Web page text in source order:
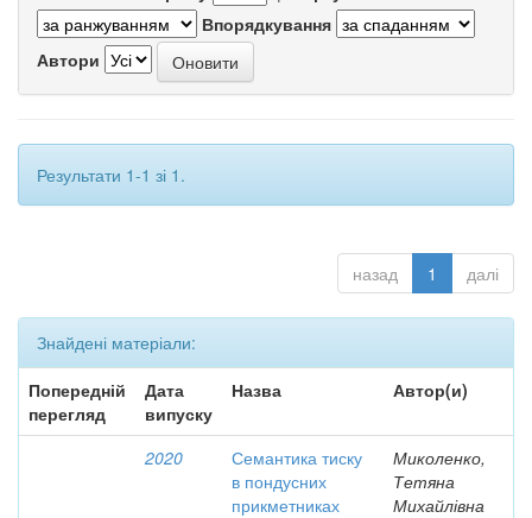
Впорядкування
Автори
Результати 1-1 зі 1.
назад 1 далі
Знайдені матеріали:
Попередній
перегляд
Дата
випуску
Назва Автор(и)
2020
Семантика тиску
в пондусних
прикметниках
Миколенко,
Тетяна
Михайлівна